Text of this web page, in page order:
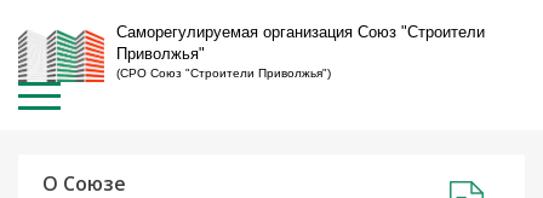
Саморегулируемая организация Союз "Строители
Приволжья"
(СРО Союз "Строители Приволжья")
О Союзе